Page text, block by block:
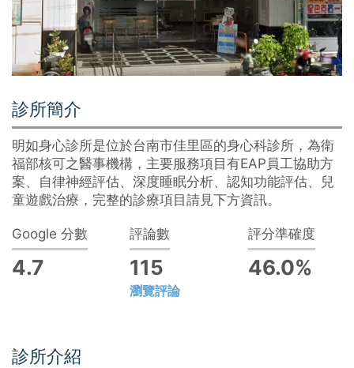
診所簡介
明如身心診所是位於台南市佳里區的身心科診所，為衛
福部核可之醫事機構，主要服務項目有EAP員工協助方
案、自律神經評估、深度睡眠分析、認知功能評估、兒
童遊戲治療，完整的診療項目請見下方資訊。
Google 分數
4.7
評論數
115
瀏覽評論
評分準確度
46.0%
診所介紹